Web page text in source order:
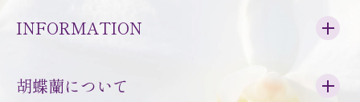
INFORMATION
胡蝶蘭について